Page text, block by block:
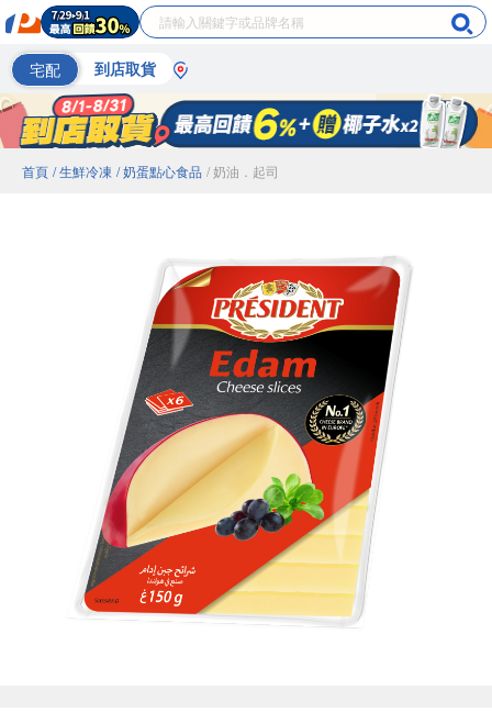
宅配 到店取貨
首頁 / 生鮮冷凍 / 奶蛋點心食品 / 奶油．起司